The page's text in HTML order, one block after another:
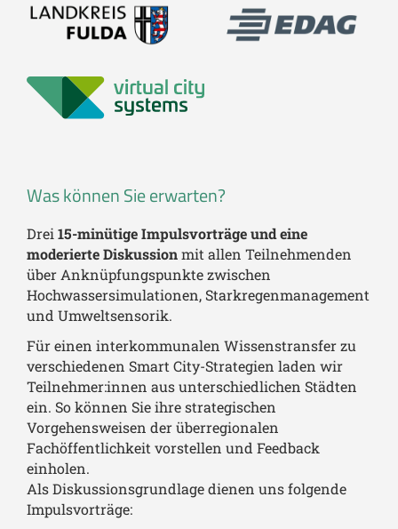
Was können Sie erwarten?
Drei 15-minütige Impulsvorträge und eine
moderierte Diskussionmit allen Teilnehmenden
über Anknüpfungspunkte zwischen
Hochwassersimulationen, Starkregenmanagement
und Umweltsensorik.
Für einen interkommunalen Wissenstransfer zu
verschiedenen Smart City-Strategien laden wir
Teilnehmer:innen aus unterschiedlichen Städten
ein. So können Sie ihre strategischen
Vorgehensweisen der überregionalen
Fachöffentlichkeit vorstellen und Feedback
einholen.
Als Diskussionsgrundlage dienen uns folgende
Impulsvorträge: